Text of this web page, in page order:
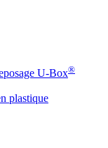
U-Box®
plastique